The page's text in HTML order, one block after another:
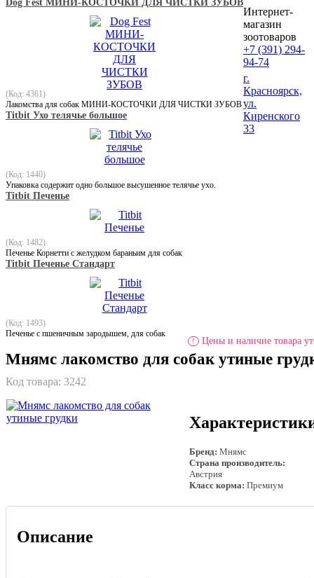
Dog Fest МИНИ-КОСТОЧКИ ДЛЯ ЧИСТКИ ЗУБОВ
(Код: 4361)
Лакомства для собак МИНИ-КОСТОЧКИ ДЛЯ ЧИСТКИ ЗУБОВ
Titbit Ухо телячье большое
(Код: 1440)
Упаковка содержит одно большое высушенное телячье ухо.
Titbit Печенье
(Код: 1482)
Печенье Корнетти с желудком бараньим для собак
Titbit Печенье Стандарт
(Код: 1493)
Печенье с пшеничным зародышем, для собак
! Цены и наличие товара
Мнямс лакомство для собак утиные
Код товара: 3242
Бренд: Мнямс
Страна производитель:
Австрия
Класс корма: Премиум
Описание
Интернет-
магазин
зоотоваров
+7 (391) 294-
94-74
г.
Красноярск,
ул.
Киренского
33